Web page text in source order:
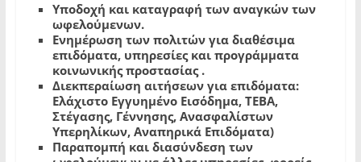
Υποδοχή και καταγραφή των αναγκών των
ωφελούμενων.
Ενημέρωση των πολιτών για διαθέσιμα
επιδόματα, υπηρεσίες και προγράμματα
κοινωνικής προστασίας .
Διεκπεραίωση αιτήσεων για επιδόματα:
Ελάχιστο Εγγυημένο Εισόδημα, ΤΕΒΑ,
Στέγασης, Γέννησης, Ανασφαλίστων
Υπερηλίκων, Αναπηρικά Επιδόματα)
Παραπομπή και διασύνδεση των